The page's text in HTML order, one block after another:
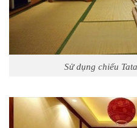
Sử dụng chiếu